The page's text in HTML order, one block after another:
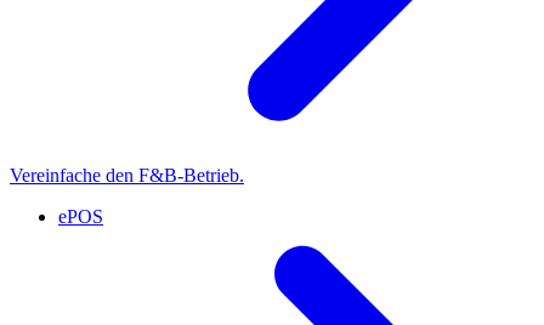
Vereinfache den F&B-Betrieb.
ePOS